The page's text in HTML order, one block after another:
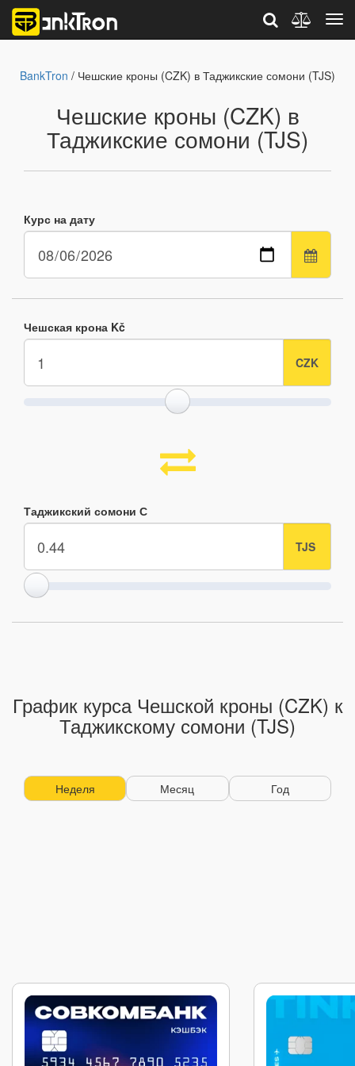
BankTron / Чешские кроны (CZK) в Таджикские сомони (TJS)
Чешские кроны (CZK) в
Таджикские сомони (TJS)
Курс на дату
Чешская крона Kč
Таджикский сомони С
График курса Чешской кроны (CZK) к
Таджикскому сомони (TJS)
Неделя Месяц Год